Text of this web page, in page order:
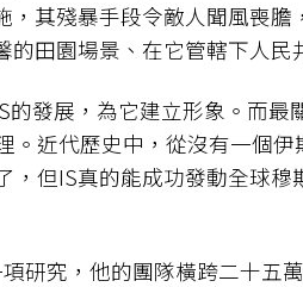
其殘暴手段令敵人聞風喪
田園場景、在它管轄下人民
發展，為它建立形象。而
近代歷史中，從沒有一個
但IS真的能成功發動全球穆
研究，他的團隊橫跨二十